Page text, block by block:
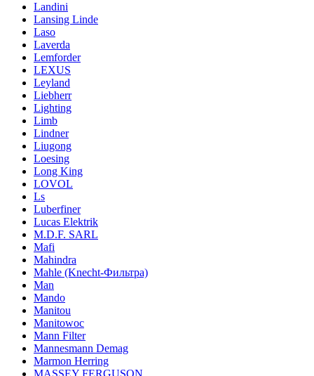
Landini
Lansing Linde
Laso
Laverda
Lemforder
LEXUS
Leyland
Liebherr
Lighting
Limb
Lindner
Liugong
Loesing
Long King
LOVOL
Ls
Luberfiner
Lucas Elektrik
M.D.F. SARL
Mafi
Mahindra
Mahle (Knecht-Фильтра)
Man
Mando
Manitou
Manitowoc
Mann Filter
Mannesmann Demag
Marmon Herring
MASSEY FERGUSON